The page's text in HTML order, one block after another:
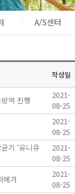
A/S센터
작성일
역 진행
2021-
08-25
2021-
08-25
기 ‘유니큐
2021-
08-25
메가
2021-
08-25